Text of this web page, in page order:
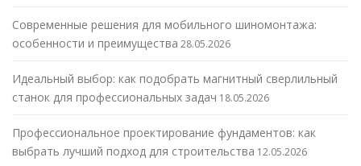
Современные решения для мобильного шиномонтажа:
особенности и преимущества 28.05.2026
Идеальный выбор: как подобрать магнитный сверлильный
станок для профессиональных задач 18.05.2026
Профессиональное проектирование фундаментов: как
выбрать лучший подход для строительства 12.05.2026